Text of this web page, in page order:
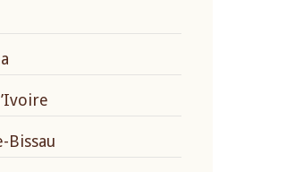
Bissau